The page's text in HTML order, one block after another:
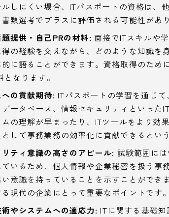
しにくい場合、ITパスポートの資格は、
類選考でプラスに評価される可能性があり
提供・自己PRの材料: 面接でITスキルや
得の経験を交えながら、どのような知識を
に語ることができます。資格取得のため
なります。
の貢献期待: ITパスポートの学習を通じ
データベース、情報セキュリティといった
の理解が早まったり、ITツールをより効
して事務業務の効率化に貢献できるとい
ティ意識の高さのアピール: 試験範囲に
いるため、個人情報や企業秘密を扱う事
い意識を持っていることを示すことができ
現代の企業にとって重要なポイントです。
やシステムへの適応力: ITに関する基礎